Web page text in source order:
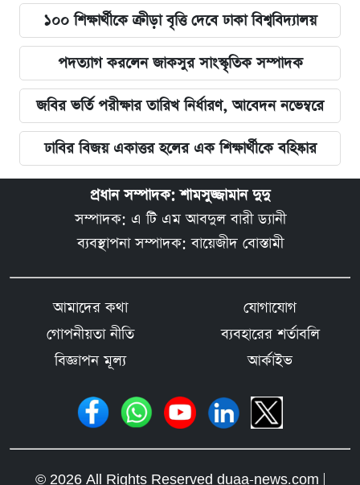
১০০ শিক্ষার্থীকে ক্রীড়া বৃত্তি দেবে ঢাকা বিশ্ববিদ্যালয়
পদত্যাগ করলেন জাকসুর সাংস্কৃতিক সম্পাদক
জবির ভর্তি পরীক্ষার তারিখ নির্ধারণ, আবেদন নভেম্বরে
ঢাবির বিজয় একাত্তর হলের এক শিক্ষার্থীকে বহিষ্কার
প্রধান সম্পাদক: শামসুজ্জামান দুদু
সম্পাদক: এ টি এম আবদুল বারী ড্যানী
ব্যবস্থাপনা সম্পাদক: বায়েজীদ বোস্তামী
আমাদের কথা
যোগাযোগ
গোপনীয়তা নীতি
ব্যবহারের শর্তাবলি
বিজ্ঞাপন মূল্য
আর্কাইভ
© 2026 All Rights Reserved duaa-news.com |